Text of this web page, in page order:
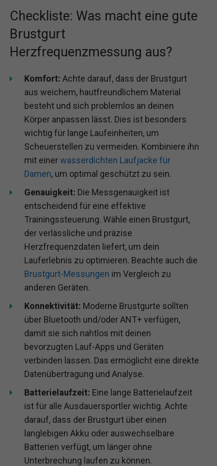
Checkliste: Was macht eine gute
Brustgurt
Herzfrequenzmessung aus?
Komfort: Achte darauf, dass der Brustgurt
aus weichem, hautfreundlichem Material
besteht und sich problemlos an deinen
Körper anpassen lässt. Dies ist besonders
wichtig für lange Laufeinheiten, um
Scheuerstellen zu vermeiden. Kombiniere ihn
mit einerwasserdichten Laufjacke für
Damen, um optimal geschützt zu sein.
Genauigkeit: Die Messgenauigkeit ist
entscheidend für eine effektive
Trainingssteuerung. Wähle einen Brustgurt,
der verlässliche und präzise
Herzfrequenzdaten liefert, um dein
Lauferlebnis zu optimieren. Beachte auch die
Brustgurt-Messungen im Vergleich zu
anderen Geräten.
Konnektivität: Moderne Brustgurte sollten
über Bluetooth und/oder ANT+ verfügen,
damit sie sich nahtlos mit deinen
bevorzugten Lauf-Apps und Geräten
verbinden lassen. Das ermöglicht eine direkte
Datenübertragung und Analyse.
Batterielaufzeit: Eine lange Batterielaufzeit
ist für alle Ausdauersportler wichtig. Achte
darauf, dass der Brustgurt über einen
langlebigen Akku oder auswechselbare
Batterien verfügt, um länger ohne
Unterbrechung laufen zu können.